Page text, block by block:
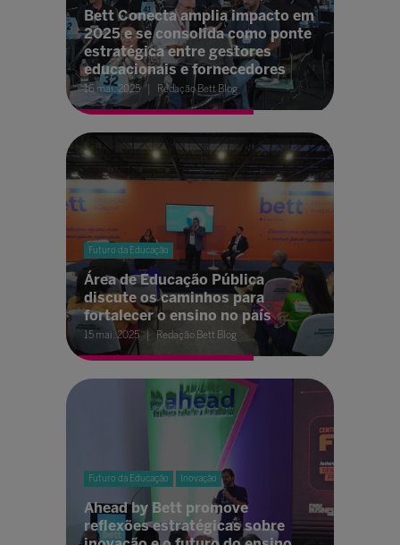
Bett Conecta amplia impacto em
2025 e se consolida como ponte
estratégica entre gestores
educacionais e fornecedores
16 mai. 2025 Redação Bett Blog
Futuro da Educação
Área de Educação Pública
discute os caminhos para
fortalecer o ensino no país
15 mai. 2025 Redação Bett Blog
Futuro da Educação Inovação
Ahead by Bett promove
reflexões estratégicas sobre